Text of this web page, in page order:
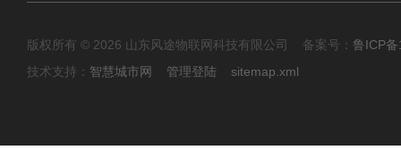
版权所有 © 2026 山东风途物联网科技有限公司 备案号： 鲁ICP
技术支持： 智慧城市网 管理登陆 sitemap.xml